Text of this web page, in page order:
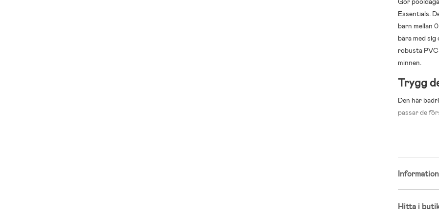
Essentials.
barn mellan
bära med
robusta
minnen.
Trygg
Den här
passar de
Lekfull
Ger
Lätt att
Storlek:
Information
Hitta i